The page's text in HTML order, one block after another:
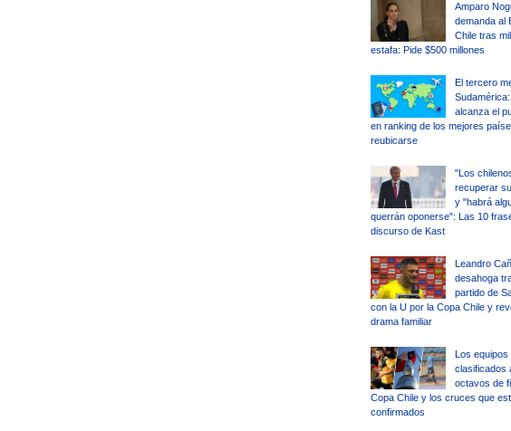
Amparo
demanda al
Chile tras
estafa: Pide $500 millones
El tercero
alcanza el
en ranking de los mejores
reubicarse
"Los
recuperar
y "habrá
querrán oponerse": Las 10
discurso de Kast
Leandro
desahoga
partido de
con la U por la Copa Chile y
drama familiar
Los equipos
clasificados
octavos de
Copa Chile y los cruces que
confirmados